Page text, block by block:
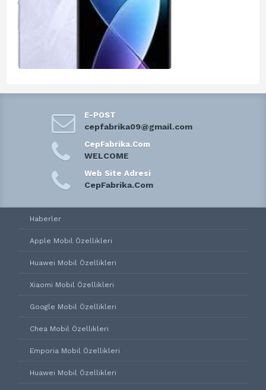
E-POST
cepfabrika09@gmail.com
CepFabrika.Com
WELCOME
Web Site Adresi
CepFabrika.Com
Haberler
Apple Mobil Özellikleri
Huawei Mobil Özellikleri
Xiaomi Mobil Özellikleri
Google Mobil Özellikleri
Chea Mobil Özellikleri
Emporia Mobil Özellikleri
Huawei Mobil Özellikleri